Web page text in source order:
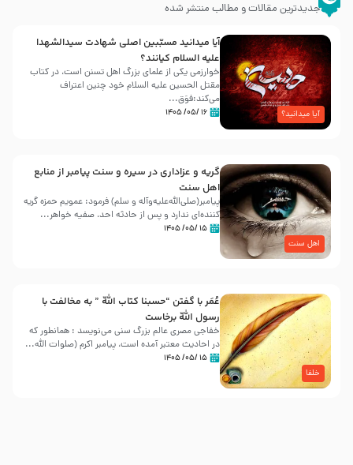
جدیدترین مقالات و مطالب منتشر شده
آیا میدانید؟
آیا میدانید مسبّبین اصلی شهادت سیدالشهدا
علیه ‌السلام کیانند؟
خوارزمی یکی از علمای بزرگ اهل تسنن است، در کتاب
مقتل الحسین علیه ‌السلام خود چنین اعتراف
می‌کند:فوَق...
۱۶ /۰۵/ ۱۴۰۵
اهل سنت
گریه و عزاداری در سیره و سنت پیامبر از منابع
اهل سنت
پیامبر(صلی‌الله‌علیه‌وآله و سلم) فرمود: عمویم حمزه گریه
کننده‌ای ندارد و پس از حادثه احد، صفیه خواهر...
۱۵ /۰۵/ ۱۴۰۵
خلفا
عُمَر با گفتن “حسبنا كتاب اللّه ” به مخالفت با
رسول اللّه برخاست
خفاجی مصری عالم بزرگ سنی می‌نویسد : همانطور که
در احادیث معتبر آمده است، پیامبر اکرم (صلوات اللّه...
۱۵ /۰۵/ ۱۴۰۵